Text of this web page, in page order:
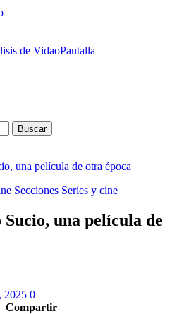
de VidaoPantalla
Buscar
una película de otra época
Secciones Series y cine
una película de
2025 0
Compartir